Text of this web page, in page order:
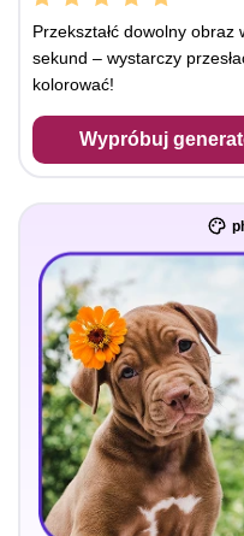
Przekształć dowolny
sekund – wystarczy
kolorować!
Wypróbuj